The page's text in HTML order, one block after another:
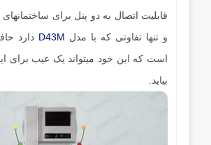
قابلیت اتصال به دو پنل برای
و تنها تفاوتی که با مدل D43M دارد
است که این خود میتواند یک عیب برای
بیاید.